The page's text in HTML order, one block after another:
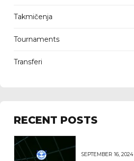
Takmičenja
Tournaments
Transferi
RECENT POSTS
SEPTEMBER 16, 2024